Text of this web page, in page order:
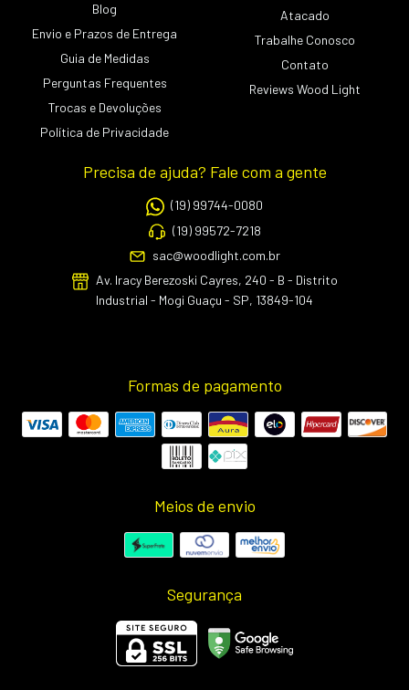
Blog
Envio e Prazos de Entrega
Guia de Medidas
Perguntas Frequentes
Trocas e Devoluções
Política de Privacidade
Atacado
Trabalhe Conosco
Contato
Reviews Wood Light
Precisa de ajuda? Fale com a gente
(19) 99744-0080
(19) 99572-7218
sac@woodlight.com.br
Av. Iracy Berezoski Cayres, 240 - B - Distrito
Industrial - Mogi Guaçu - SP, 13849-104
Formas de pagamento
Meios de envio
Segurança